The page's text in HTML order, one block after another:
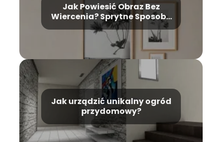
Jak Powiesić Obraz Bez
Wiercenia? Sprytne Sposoby
na Dekoracje Ścian
Jak urządzić unikalny ogród
przydomowy?